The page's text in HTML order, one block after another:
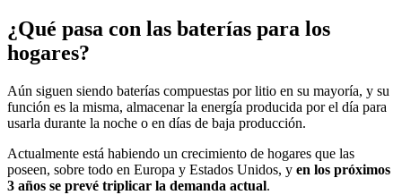
¿Qué pasa con las baterías para los
hogares?
Aún siguen siendo baterías compuestas por litio en su mayoría, y su
función es la misma, almacenar la energía producida por el día para
usarla durante la noche o en días de baja producción.
Actualmente está habiendo un crecimiento de hogares que las
poseen, sobre todo en Europa y Estados Unidos, y en los próximos
3 años se prevé triplicar la demanda actual.